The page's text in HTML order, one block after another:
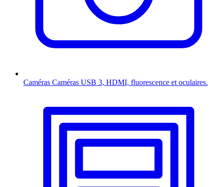
Caméras Caméras USB 3, HDMI, fluorescence et oculaires.